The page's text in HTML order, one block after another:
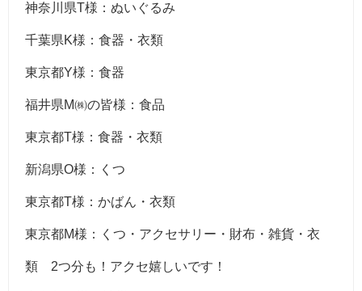
神奈川県T様：ぬいぐるみ
千葉県K様：食器・衣類
東京都Y様：食器
福井県M㈱の皆様：食品
東京都T様：食器・衣類
新潟県O様：くつ
東京都T様：かばん・衣類
東京都M様：くつ・アクセサリー・財布・雑貨・衣
類 2つ分も！アクセ嬉しいです！